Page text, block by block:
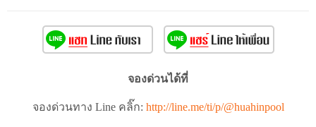
จองด่วนได้ที่
จองด่วนทาง Line คลิ๊ก: http://line.me/ti/p/@huahinpool